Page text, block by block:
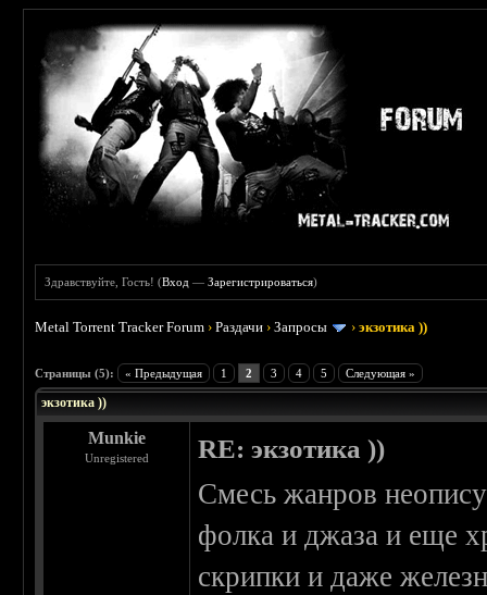
Здравствуйте, Гость! (Вход —Зарегистрироваться)
Metal Torrent Tracker Forum ›Раздачи ›Запросы ›экзотика ))
Страницы (5): « Предыдущая 1 2 3 4 5 Следующая »
экзотика ))
Munkie
Unregistered RE: экзотика ))
Смесь жанров
фолка и джаза и еще
скрипки и даже